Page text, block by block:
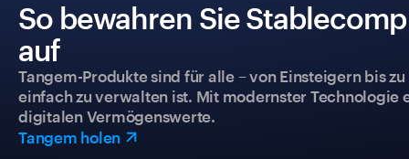
So bewahren Sie
auf
Tangem-Produkte sind für alle – von Einsteigern bis
einfach zu verwalten ist. Mit modernster
digitalen Vermögenswerte.
Tangem holen